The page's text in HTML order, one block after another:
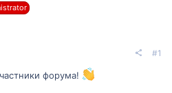
#1
форума!